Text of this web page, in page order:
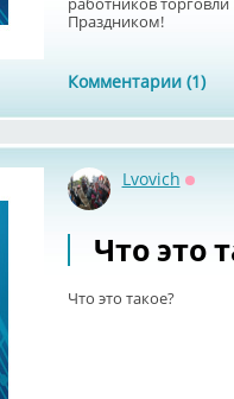
Праздником!
Комментарии (1)
Lvovich
Что это
Что это такое?